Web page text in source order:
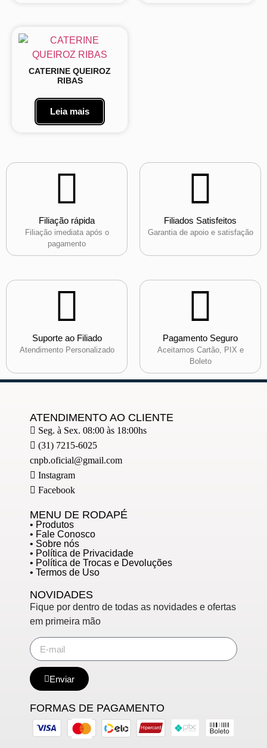
CATERINE QUEIROZ
RIBAS
Leia mais
Filiação rápida
Filiação imediata após o
pagamento
Filiados Satisfeitos
Garantia de apoio e satisfação
Suporte ao Filiado
Atendimento Personalizado
Pagamento Seguro
Aceitamos Cartão, PIX e
Boleto
ATENDIMENTO AO CLIENTE
Seg. à Sex. 08:00 às 18:00hs
(31) 7215-6025
cnpb.oficial@gmail.com
Instagram
Facebook
MENU DE RODAPÉ
• Produtos
• Fale Conosco
• Sobre nós
• Política de Privacidade
• Política de Trocas e Devoluções
• Termos de Uso
NOVIDADES
Fique por dentro de todas as novidades e ofertas
em primeira mão
Enviar
FORMAS DE PAGAMENTO